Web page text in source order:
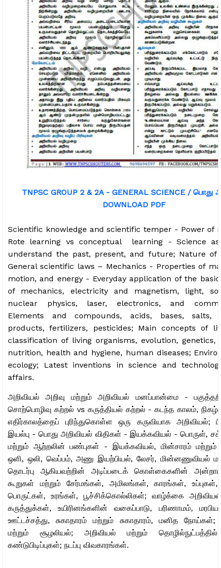
TNPSC GROUP 2 & 2A - GENERAL SCIENCE / பொது
DOWNLOAD PDF
Scientific knowledge and scientific temper - Power of
Rote learning vs conceptual learning - Science
understand the past, present, and future; Nature of
General scientific laws – Mechanics - Properties of
motion, and energy - Everyday application of the
of mechanics, electricity and magnetism, light,
nuclear physics, laser, electronics, and
Elements and compounds, acids, bases, salts,
products, fertilizers, pesticides; Main concepts of
classification of living organisms, evolution, genetics,
nutrition, health and hygiene, human diseases;
ecology; Latest inventions in science and
affairs.
அறிவியல் அறிவு மற்றும் அறிவியல் மனப்பான்மை -
சொற்பொழிவு கற்றல் vs கருத்தியல் கற்றல் - கடந்த காலம்,
எதிர்காலத்தைப் புரிந்துகொள்ள ஒரு கருவியாக அறிவியல்;
இயல்பு - பொது அறிவியல் விதிகள் - இயக்கவியல் - பொருள்,
மற்றும் ஆற்றலின் பண்புகள் - இயக்கவியல், மின்சாரம் மற்றும்
ஒளி, ஒலி, வெப்பம், அணு இயற்பியல், லேசர், மின்னணுவியல்
தொடர்பு ஆகியவற்றின் அடிப்படைக் கொள்கைகளின் அன்றாட
கூறுகள் மற்றும் சேர்மங்கள், அமிலங்கள், காரங்கள், உப்புகள்,
பொருட்கள், உரங்கள், பூச்சிக்கொல்லிகள்; வாழ்க்கை
கருத்துக்கள், உயிரினங்களின் வகைப்பாடு, பரிணாமம்,
ஊட்டச்சத்து, சுகாதாரம் மற்றும் சுகாதாரம், மனித நோய்கள்;
மற்றும் சூழலியல்; அறிவியல் மற்றும்
கண்டுபிடிப்புகள்; நடப்பு விவகாரங்கள்.